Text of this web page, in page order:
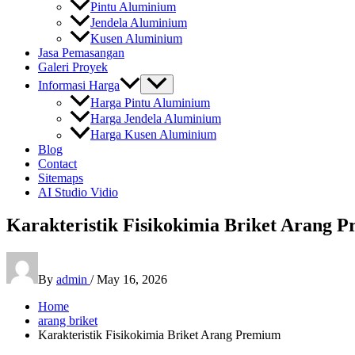
Pintu Aluminium
Jendela Aluminium
Kusen Aluminium
Jasa Pemasangan
Galeri Proyek
Informasi Harga
Harga Pintu Aluminium
Harga Jendela Aluminium
Harga Kusen Aluminium
Blog
Contact
Sitemaps
AI Studio Vidio
Karakteristik Fisikokimia Briket Arang
By admin /May 16, 2026
Home
arang briket
Karakteristik Fisikokimia Briket Arang Premium